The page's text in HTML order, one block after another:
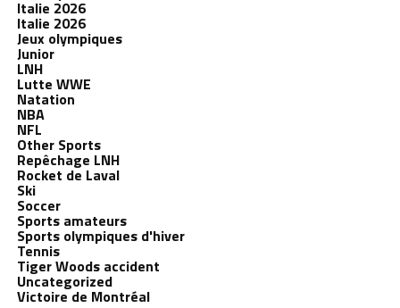
Italie 2026
Italie 2026
Jeux olympiques
Junior
LNH
Lutte WWE
Natation
NBA
NFL
Other Sports
Repêchage LNH
Rocket de Laval
Ski
Soccer
Sports amateurs
Sports olympiques d'hiver
Tennis
Tiger Woods accident
Uncategorized
Victoire de Montréal